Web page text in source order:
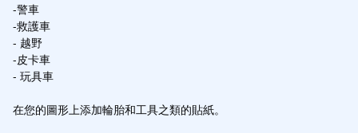
-警車
-救護車
- 越野
-皮卡車
- 玩具車
在您的圖形上添加輪胎和工具之類的貼紙。